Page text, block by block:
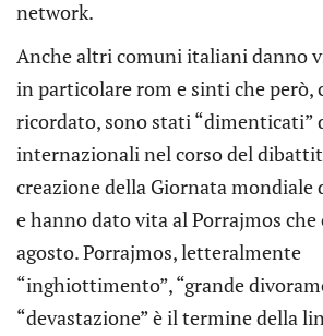
network.
Anche altri comuni italiani danno
in particolare rom e sinti che però,
ricordato, sono stati
internazionali nel corso del
creazione della Giornata mondiale
e hanno dato vita al Porrajmos che
agosto. Porrajmos, letteralmente
“inghiottimento”, “grande
“devastazione” è il termine della